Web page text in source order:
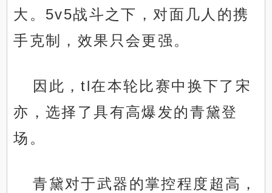
大。5v5战斗之下，对面几人的携
手克制，效果只会更强。
因此，tl在本轮比赛中换下了宋
亦，选择了具有高爆发的青黛登
场。
青黛对于武器的掌控程度超高，